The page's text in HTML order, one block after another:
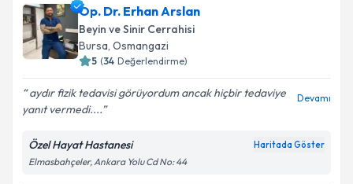
takvim hazırlandığında e-posta ile bilgilendireceğiz.
E-posta Adresiniz
kapsamda işlenmesini kabul ediyorum.
Op. Dr. Erhan Arslan
Beyin ve Sinir Cerrahisi
Bursa, Osmangazi
5 (34 Değerlendirme)
aydır fizik tedavisi görüyordum ancak hiçbir tedaviye
yanıt vermedi....
Devamı
Özel Hayat Hastanesi Haritada Göster
Elmasbahçeler, Ankara Yolu Cd No: 44